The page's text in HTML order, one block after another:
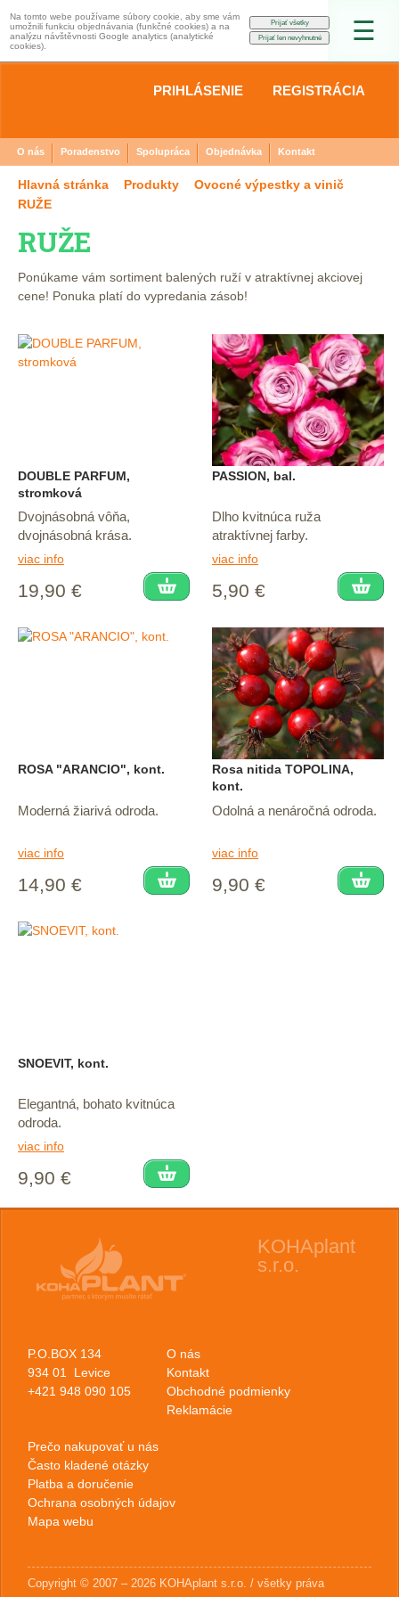
Na tomto webe používame súbory cookie, aby sme vám
umožnili funkciu objednávania (funkčné cookies) a na
analýzu návštěvnosti Google analytics (analytické
cookies).
☰
O nás Poradenstvo Spolupráca Objednávka Kontakt
PRIHLÁSENIE REGISTRÁCIA
Hlavná stránka Produkty
Ovocné výpestky a vinič
RUŽE
RUŽE
Ponúkame vám sortiment balených ruží v atraktívnej akciovej
cene! Ponuka platí do vypredania zásob!
DOUBLE PARFUM,
stromková
Dvojnásobná vôňa,
dvojnásobná krása.
viac info
19,90 €
PASSION, bal.
Dlho kvitnúca ruža
atraktívnej farby.
viac info
5,90 €
ROSA "ARANCIO", kont.
Moderná žiarivá odroda.
viac info
14,90 €
Rosa nitida TOPOLINA,
kont.
Odolná a nenáročná odroda.
viac info
9,90 €
SNOEVIT, kont.
Elegantná, bohato kvitnúca
odroda.
viac info
9,90 €
KOHAplant
s.r.o.
P.O.BOX 134
934 01 Levice
+421 948 090 105
O nás
Kontakt
Obchodné podmienky
Reklamácie
Prečo nakupovať u nás
Často kladené otázky
Platba a doručenie
Ochrana osobných údajov
Mapa webu
Copyright © 2007 – 2026 KOHAplant s.r.o. / všetky práva